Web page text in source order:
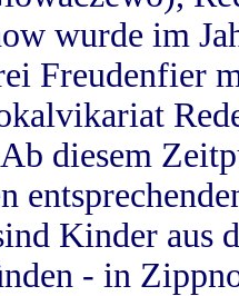
wurde im
Freudenfier
diesem
Kinder aus
- in